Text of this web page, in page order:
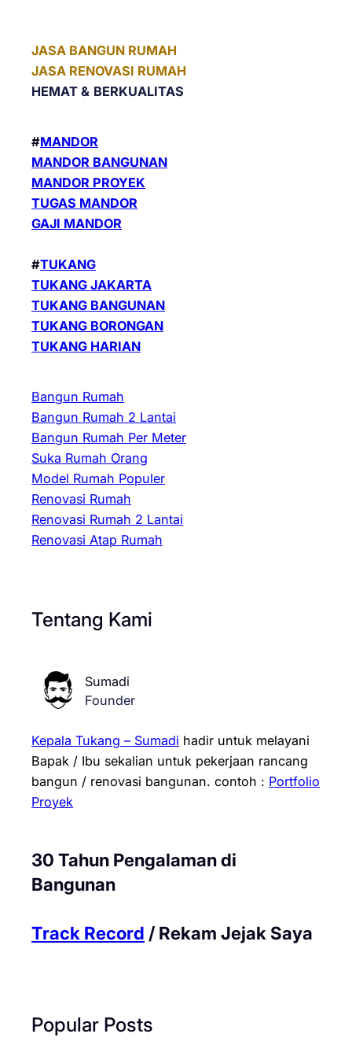
JASA BANGUN RUMAH
JASA RENOVASI RUMAH
HEMAT & BERKUALITAS
#MANDOR
MANDOR BANGUNAN
MANDOR PROYEK
TUGAS MANDOR
GAJI MANDOR
#TUKANG
TUKANG JAKARTA
TUKANG BANGUNAN
TUKANG BORONGAN
TUKANG HARIAN
Bangun Rumah
Bangun Rumah 2 Lantai
Bangun Rumah Per Meter
Suka Rumah Orang
Model Rumah Populer
Renovasi Rumah
Renovasi Rumah 2 Lantai
Renovasi Atap Rumah
Tentang Kami
Sumadi
Founder
Kepala Tukang – Sumadi hadir untuk melayani
Bapak / Ibu sekalian untuk pekerjaan rancang
bangun / renovasi bangunan. contoh : Portfolio
Proyek
30 Tahun Pengalaman di
Bangunan
Track Record / Rekam Jejak Saya
Popular Posts